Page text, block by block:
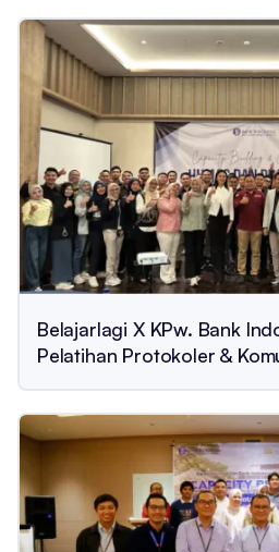
Belajarlagi X KPw. Bank
Pelatihan Protokoler &